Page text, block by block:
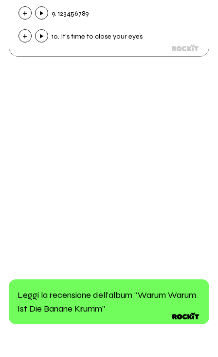
9. 123456789
10. It's time to close your eyes
Leggi la recensione dell'album "Warum Warum
Ist Die Banane Krumm"